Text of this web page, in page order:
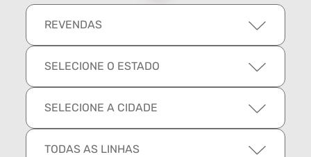
REVENDAS
SELECIONE O ESTADO
SELECIONE A CIDADE
TODAS AS LINHAS